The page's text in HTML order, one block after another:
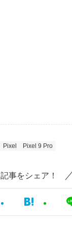
Pixel Pixel 9 Pro
記事をシェア！